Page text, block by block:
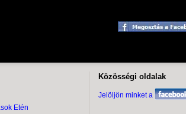
Etén
Közösségi oldalak
Jelöljön minket a